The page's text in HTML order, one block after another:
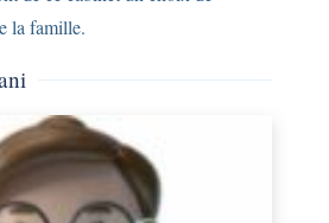
la famille.